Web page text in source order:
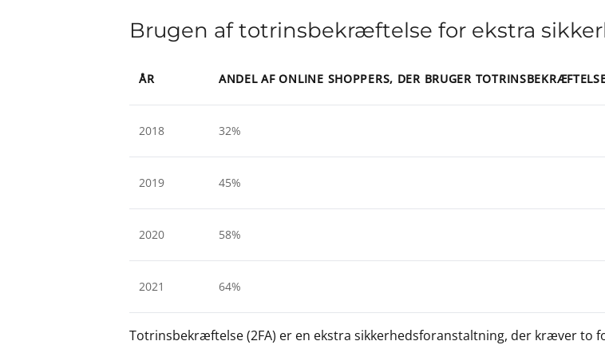
Brugen af totrinsbekræftelse for ekstra
ÅR ANDEL AF ONLINE SHOPPERS, DER BRUGER
2018 32%
2019 45%
2020 58%
2021 64%
Totrinsbekræftelse (2FA) er en ekstra sikkerhedsforanstaltning, der kræver to